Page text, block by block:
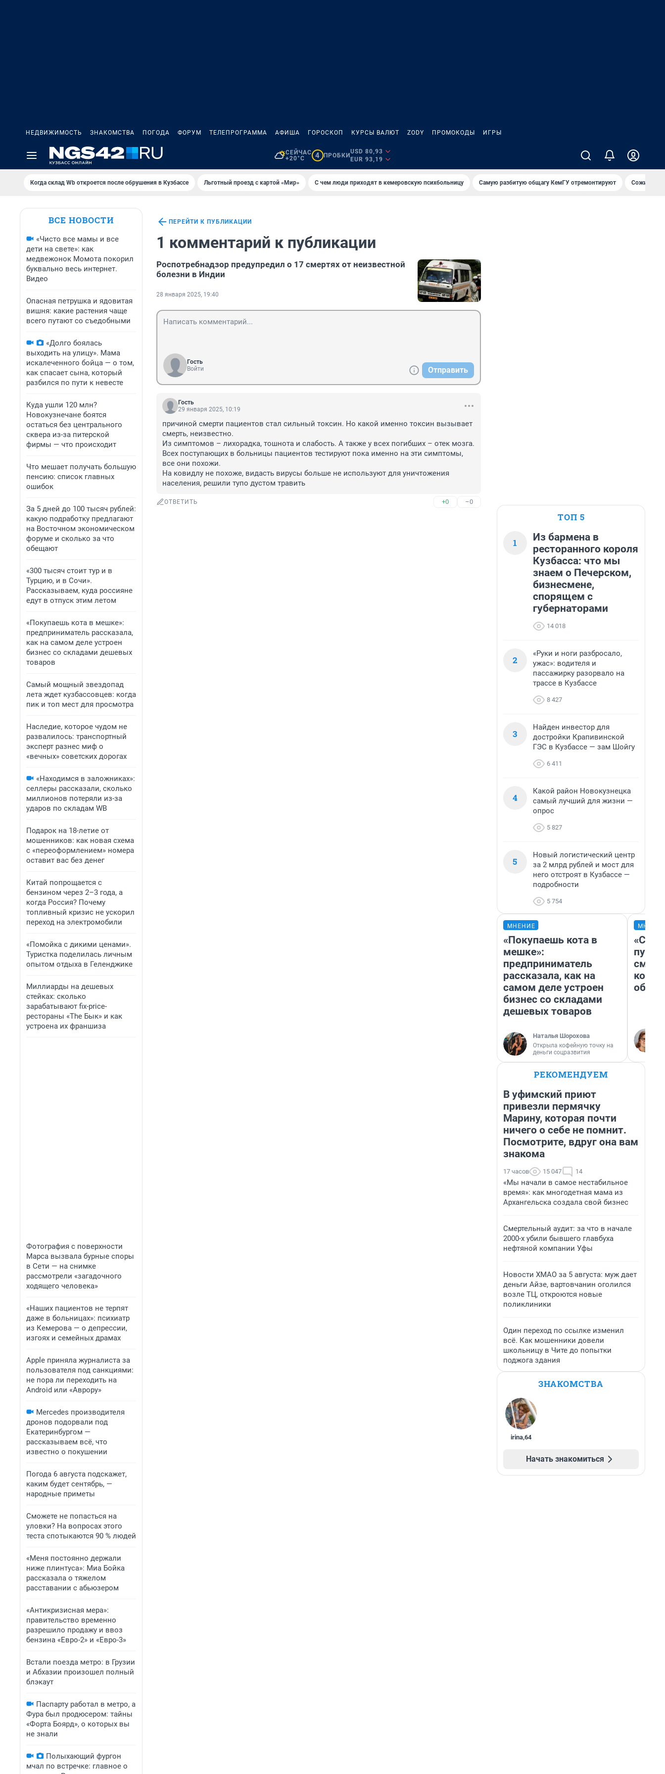
НЕДВИЖИМОСТЬ ЗНАКОМСТВА ПОГОДА ФОРУМ ТЕЛЕПРОГРАММА АФИША ГОРОСКОП КУРСЫ ВАЛЮТ ZODY ПРОМОКОДЫ ИГРЫ
СЕЙЧАС
+20°C
4 ПРОБКИ
USD 80,93
EUR 93,19
Когда склад Wb откроется после обрушения в Кузбассе Льготный проезд с картой «Мир» С чем люди приходят в кемеровскую психбольницу Самую разбитую общагу КемГУ отремонтируют
ВСЕ НОВОСТИ
«Чисто все мамы и все
дети на свете»: как
медвежонок Момота покорил
буквально весь интернет.
Видео
Опасная петрушка и ядовитая
вишня: какие растения чаще
всего путают со съедобными
«Долго боялась
выходить на улицу». Мама
искалеченного бойца — о том,
как спасает сына, который
разбился по пути к невесте
Куда ушли 120 млн?
Новокузнечане боятся
остаться без центрального
сквера из-за питерской
фирмы — что происходит
Что мешает получать большую
пенсию: список главных
ошибок
За 5 дней до 100 тысяч рублей:
какую подработку предлагают
на Восточном экономическом
форуме и сколько за что
обещают
«300 тысяч стоит тур и в
Турцию, и в Сочи».
Рассказываем, куда россияне
едут в отпуск этим летом
«Покупаешь кота в мешке»:
предприниматель рассказала,
как на самом деле устроен
бизнес со складами дешевых
товаров
Самый мощный звездопад
лета ждет кузбассовцев: когда
пик и топ мест для просмотра
Наследие, которое чудом не
развалилось: транспортный
эксперт разнес миф о
«вечных» советских дорогах
«Находимся в заложниках»:
селлеры рассказали, сколько
миллионов потеряли из-за
ударов по складам WB
Подарок на 18-летие от
мошенников: как новая схема
с «переоформлением» номера
оставит вас без денег
Китай попрощается с
бензином через 2–3 года, а
когда Россия? Почему
топливный кризис не ускорил
переход на электромобили
«Помойка с дикими ценами».
Туристка поделилась личным
опытом отдыха в Геленджике
Миллиарды на дешевых
стейках: сколько
зарабатывают fix-price-
рестораны «The Бык» и как
устроена их франшиза
Фотография с поверхности
Марса вызвала бурные споры
в Сети — на снимке
рассмотрели «загадочного
ходящего человека»
«Наших пациентов не терпят
даже в больницах»: психиатр
из Кемерова — о депрессии,
изгоях и семейных драмах
Apple приняла журналиста за
пользователя под санкциями:
не пора ли переходить на
Android или «Аврору»
Mercedes производителя
дронов подорвали под
Екатеринбургом —
рассказываем всё, что
известно о покушении
Погода 6 августа подскажет,
каким будет сентябрь, —
народные приметы
Сможете не попасться на
уловки? На вопросах этого
теста спотыкаются 90 % людей
«Меня постоянно держали
ниже плинтуса»: Миа Бойка
рассказала о тяжелом
расставании с абьюзером
«Антикризисная мера»:
правительство временно
разрешило продажу и ввоз
бензина «Евро-2» и «Евро-3»
Встали поезда метро: в Грузии
и Абхазии произошел полный
блэкаут
Паспарту работал в метро, а
Фура был продюсером: тайны
«Форта Боярд», о которых вы
не знали
Полыхающий фургон
мчал по встречке: главное о
ПЕРЕЙТИ К ПУБЛИКАЦИИ
1 комментарий к публикации
Роспотребнадзор предупредил о 17 смертях от неизвестной
болезни в Индии
28 января 2025, 19:40
Гость
Войти
Отправить
Гость
29 января 2025, 10:19
причиной смерти пациентов стал сильный токсин. Но какой именно токсин вызывает
смерть, неизвестно.
Из симптомов – лихорадка, тошнота и слабость. А также у всех погибших – отек мозга.
Всех поступающих в больницы пациентов тестируют пока именно на эти симптомы,
все они похожи.
На ковидлу не похоже, видасть вирусы больше не используют для уничтожения
населения, решили тупо дустом травить
ОТВЕТИТЬ +0 –0
ТОП 5
1
Из бармена в
ресторанного короля
Кузбасса: что мы
знаем о Печерском,
бизнесмене,
спорящем с
губернаторами
14 018
2
«Руки и ноги разбросало,
ужас»: водителя и
пассажирку разорвало на
трассе в Кузбассе
8 427
3
Найден инвестор для
достройки Крапивинской
ГЭС в Кузбассе — зам Шойгу
6 411
4
Какой район Новокузнецка
самый лучший для жизни —
опрос
5 827
5
Новый логистический центр
за 2 млрд рублей и мост для
него отстроят в Кузбассе —
подробности
5 754
МНЕНИЕ
«Покупаешь кота в
мешке»:
предприниматель
рассказала, как на
самом деле устроен
бизнес со складами
дешевых товаров
Наталья Шорохова
Открыла кофейную точку на
деньги соцразвития
РЕКОМЕНДУЕМ
В уфимский приют
привезли пермячку
Марину, которая почти
ничего о себе не помнит.
Посмотрите, вдруг она вам
знакома
17 часов 15 047 14
«Мы начали в самое нестабильное
время»: как многодетная мама из
Архангельска создала свой бизнес
Смертельный аудит: за что в начале
2000-х убили бывшего главбуха
нефтяной компании Уфы
Новости ХМАО за 5 августа: муж дает
деньги Айзе, вартовчанин оголился
возле ТЦ, откроются новые
поликлиники
Один переход по ссылке изменил
всё. Как мошенники довели
школьницу в Чите до попытки
поджога здания
ЗНАКОМСТВА
irina,64
Начать знакомиться